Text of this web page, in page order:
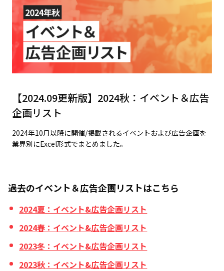
【2024.09更新版】2024秋：イベント＆広告
企画リスト
2024年10月以降に開催/掲載されるイベントおよび広告企画を
業界別にExcel形式でまとめました。
過去のイベント＆広告企画リストはこちら
2024夏：イベント&広告企画リスト
2024春：イベント&広告企画リスト
2023冬：イベント&広告企画リスト
2023秋：イベント&広告企画リスト